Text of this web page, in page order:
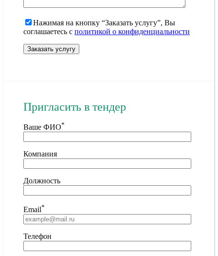
Нажимая на кнопку “Заказать услугу”, Вы
соглашаетесь с политикой о конфиденциальности
Пригласить в тендер
Ваше ФИО*
Компания
Должность
Email*
Телефон